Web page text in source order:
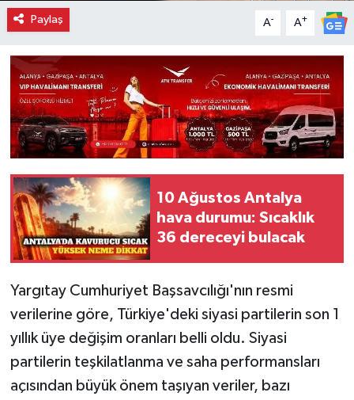
Paylaş A- A+
10 Ağustos Antalya
hava durumu: Sıcaklık
36 dereceyi bulacak
Yargıtay Cumhuriyet Başsavcılığı'nın resmi
verilerine göre, Türkiye'deki siyasi partilerin son 1
yıllık üye değişim oranları belli oldu. Siyasi
partilerin teşkilatlanma ve saha performansları
açısından büyük önem taşıyan veriler, bazı